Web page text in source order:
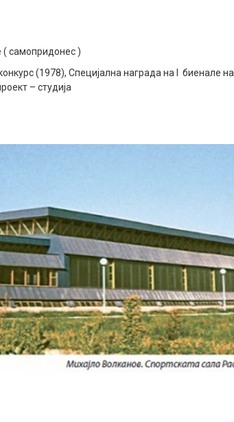
( самопридонес )
(1978), Специјална награда на I биенале на
– студија